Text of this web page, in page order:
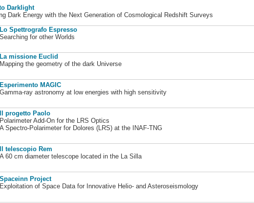
Darklight
Dark Energy with the Next Generation of Cosmological Redshift Surveys
Lo Spettrografo Espresso
Searching for other Worlds
La missione Euclid
Mapping the geometry of the dark Universe
Esperimento MAGIC
Gamma-ray astronomy at low energies with high sensitivity
Il progetto Paolo
Polarimeter Add-On for the LRS Optics
A Spectro-Polarimeter for Dolores (LRS) at the INAF-TNG
Il telescopio Rem
A 60 cm diameter telescope located in the La Silla
Spaceinn Project
Exploitation of Space Data for Innovative Helio- and Asteroseismology